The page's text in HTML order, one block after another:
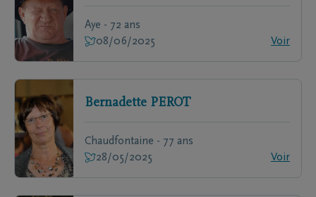
Aye - 72 ans
08/06/2025
Voir
Bernadette PEROT
Chaudfontaine - 77 ans
28/05/2025
Voir